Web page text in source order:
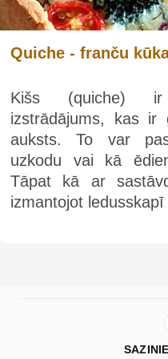
Quiche - franču
Kišs (quiche) ir
izstrādājums, kas ir
auksts. To var
uzkodu vai kā
Tāpat kā ar
izmantojot